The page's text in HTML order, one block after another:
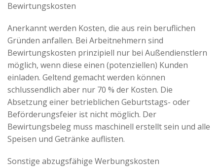
Bewirtungskosten
Anerkannt werden Kosten, die aus rein beruflichen
Gründen anfallen. Bei Arbeitnehmern sind
Bewirtungskosten prinzipiell nur bei Außendienstlern
möglich, wenn diese einen (potenziellen) Kunden
einladen. Geltend gemacht werden können
schlussendlich aber nur 70 % der Kosten. Die
Absetzung einer betrieblichen Geburtstags- oder
Beförderungsfeier ist nicht möglich. Der
Bewirtungsbeleg muss maschinell erstellt sein und alle
Speisen und Getränke auflisten.
Sonstige abzugsfähige Werbungskosten